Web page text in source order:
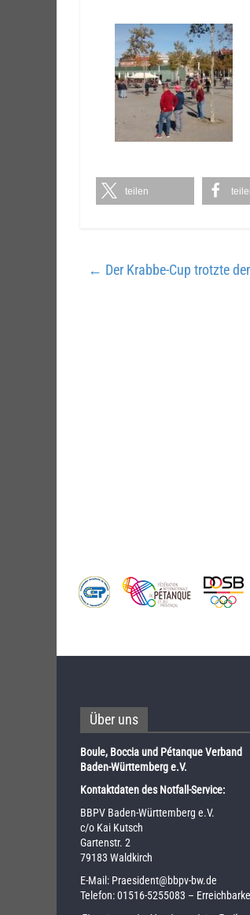
teilen
← Der Krabbe-Cup trotzte
Über uns
Boule, Boccia und Pétanque Verband
Baden-Württemberg e.V.
Kontaktdaten des Notfall-Service:
BBPV Baden-Württemberg e.V.
c/o Kai Kutsch
Gartenstr. 2
79183 Waldkirch
E-Mail: Praesident@bbpv-bw.de
Telefon:01516-5255083 –